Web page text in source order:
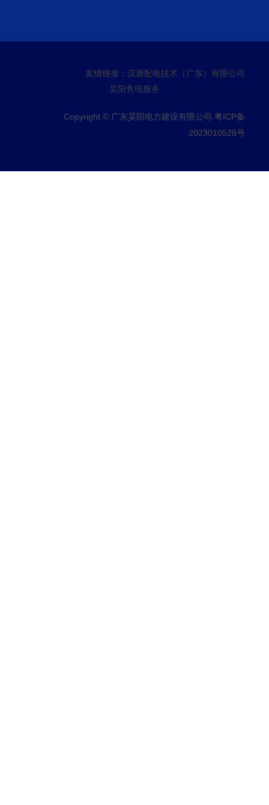
友情链接： 汉唐配电技术（广东）有限公司
昊阳售电服务
Copyright © 广东昊阳电力建设有限公司. 粤ICP备
2023010528号